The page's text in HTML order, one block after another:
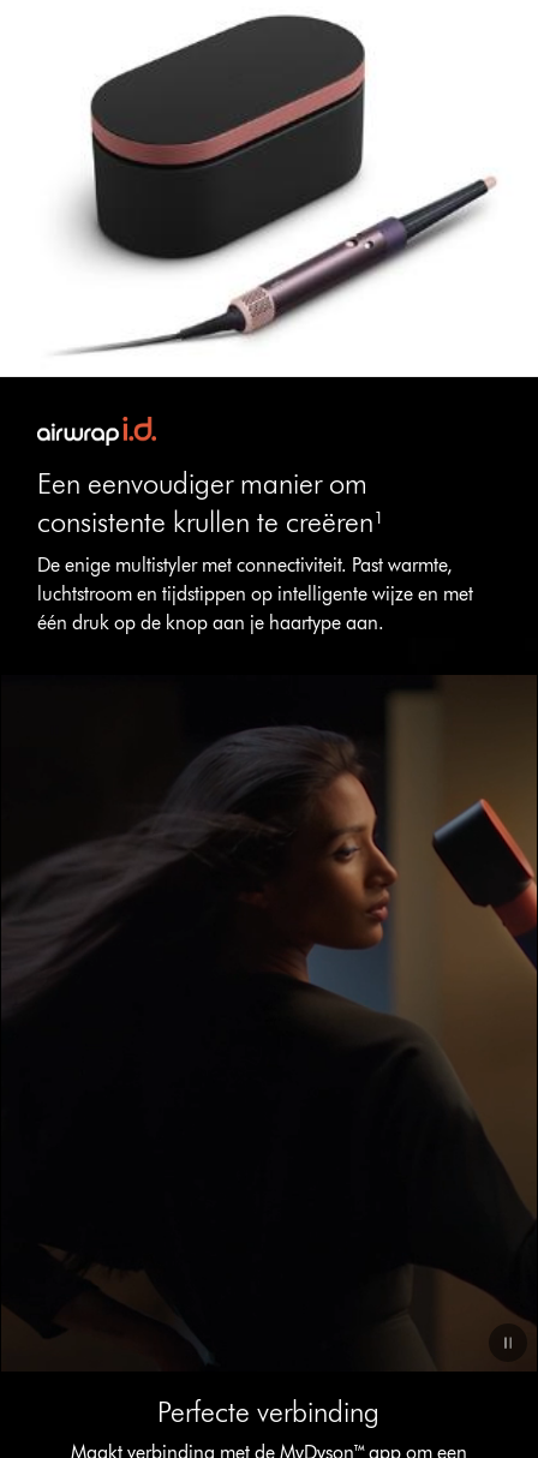
Videotranscript
Een eenvoudiger manier om
consistente krullen te creëren¹
De enige multistyler met connectiviteit. Past warmte,
luchtstroom en tijdstippen op intelligente wijze en met
één druk op de knop aan je haartype aan.
Perfecte verbinding
Maakt verbinding met de MyDyson™ app om een